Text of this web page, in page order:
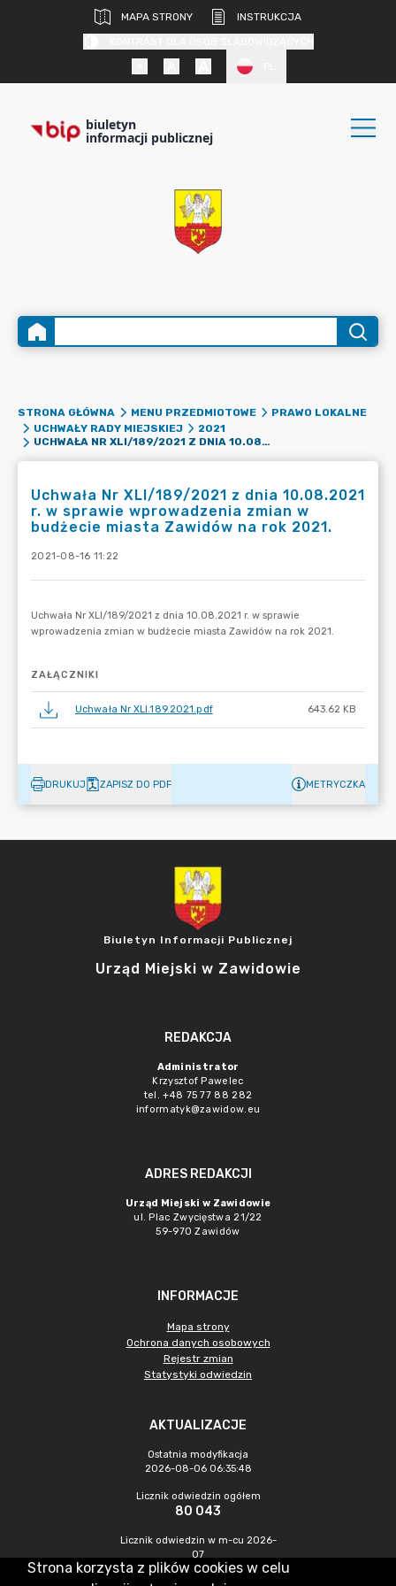
MAPA STRONY
INSTRUKCJA
biuletyn
informacji publicznej
STRONA GŁÓWNA MENU PRZEDMIOTOWE
PRAWO LOKALNE
UCHWAŁY RADY MIEJSKIEJ
2021
UCHWAŁA NR XLI/189/2021 Z DNIA 10.08.2021 R. W SPRAWIE WPROWADZENIA ZMIAN W BUDŻECIE MIASTA ZAWIDÓW NA ROK 2021.
Uchwała Nr XLI/189/2021 z dnia 10.08.2021
r. w sprawie wprowadzenia zmian w
budżecie miasta Zawidów na rok 2021.
2021-08-16 11:22
ZAŁĄCZNIKI
Uchwała Nr XLI.189.2021.pdf 643.62 KB
DRUKUJ ZAPISZ DO PDF METRYCZKA
Biuletyn Informacji Publicznej
Urząd Miejski w Zawidowie
REDAKCJA
Administrator
Krzysztof Pawelec
tel. +48 75 77 88 282
informatyk@zawidow.eu
ADRES REDAKCJI
Urząd Miejski w Zawidowie
ul. Plac Zwycięstwa 21/22
59-970 Zawidów
INFORMACJE
Mapa strony
Ochrona danych osobowych
Rejestr zmian
Statystyki odwiedzin
AKTUALIZACJE
Ostatnia modyfikacja
2026-08-06 06:35:48
Licznik odwiedzin ogółem
80 043
Licznik odwiedzin w m-cu 2026-
07
161
Strona korzysta z plików cookies w celu